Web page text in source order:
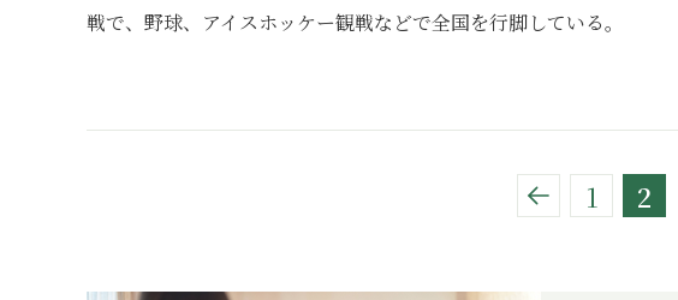
戦で、野球、アイスホッケー観戦などで全国を行脚している。
1 2